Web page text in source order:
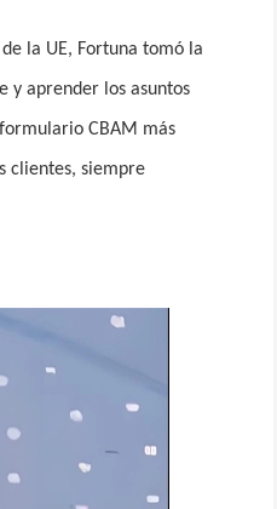
la UE, Fortuna tomó la
y aprender los asuntos
CBAM más
clientes, siempre